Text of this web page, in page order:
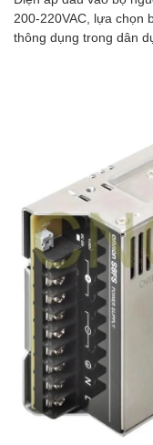
200-220VAC, lựa chọn
thông dụng trong dân